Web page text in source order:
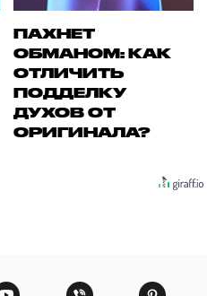
ПАХНЕТ
ОБМАНОМ: КАК
ОТЛИЧИТЬ
ПОДДЕЛКУ
ДУХОВ ОТ
ОРИГИНАЛА?